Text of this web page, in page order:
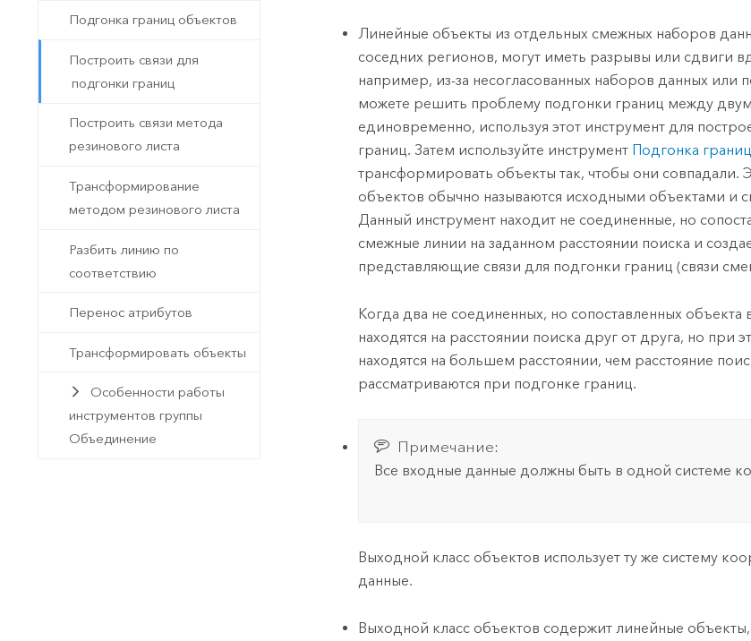
Подгонка границ объектов
Построить связи для
подгонки границ
Построить связи метода
резинового листа
Трансформирование
методом резинового листа
Разбить линию по
соответствию
Перенос атрибутов
Трансформировать объекты
Особенности работы
инструментов группы
Объединение
Линейные объекты из отдельных смежных наборов
соседних регионов, могут иметь разрывы или сдвиги
например, из-за несогласованных наборов данных или
можете решить проблему подгонки границ между
единовременно, используя этот инструмент для
границ. Затем используйте инструмент Подгонка
трансформировать объекты так, чтобы они совпадали.
объектов обычно называются исходными объектами и
Данный инструмент находит не соединенные, но
смежные линии на заданном расстоянии поиска и
представляющие связи для подгонки границ (связи
Когда два не соединенных, но сопоставленных объекта
находятся на расстоянии поиска друг от друга, но при
находятся на большем расстоянии, чем расстояние
рассматриваются при подгонке границ.
Примечание:
Все входные данные должны быть в одной системе
Выходной класс объектов использует ту же систему
данные.
Выходной класс объектов содержит линейные